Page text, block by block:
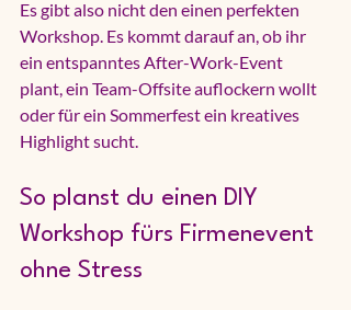
Es gibt also nicht den einen perfekten
Workshop. Es kommt darauf an, ob ihr
ein entspanntes After-Work-Event
plant, ein Team-Offsite auflockern wollt
oder für ein Sommerfest ein kreatives
Highlight sucht.
So planst du einen DIY
Workshop fürs Firmenevent
ohne Stress